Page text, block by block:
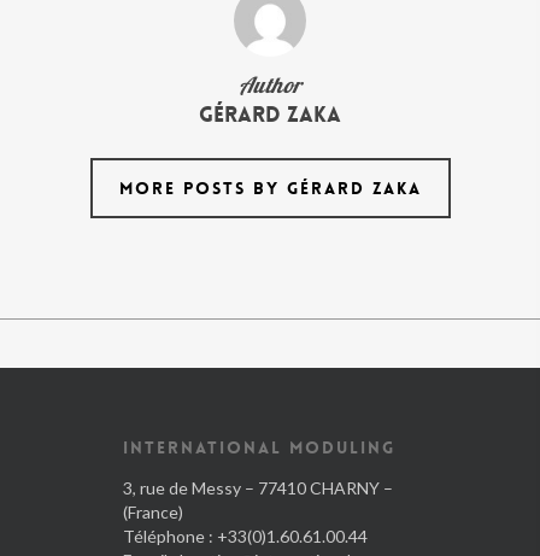
Author
Gérard Zaka
MORE POSTS BY GÉRARD ZAKA
INTERNATIONAL MODULING
3, rue de Messy – 77410 CHARNY –
(France)
Téléphone : +33(0)1.60.61.00.44